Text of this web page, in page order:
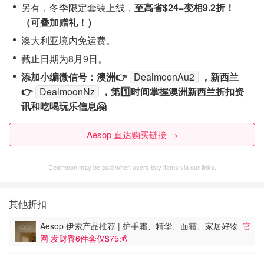
另有，冬季限定套装上线， 至高省$24=变相9.2折！
（可叠加赠礼！）
澳大利亚境内免运费。
截止日期为8月9日。
添加小编微信号：澳洲👉 DealmoonAu2
，新西兰
👉 DealmoonNz
，第1️⃣时间掌握澳洲新西兰折扣资
讯和吃喝玩乐信息🤗
Aesop 直达购买链接 →
Dealmoon may be paid when users buy items via our links.
其他折扣
Aesop 伊索产品推荐 | 护手霜、精华、面霜、家居好物 官
网 发财香6件套仅$75💰